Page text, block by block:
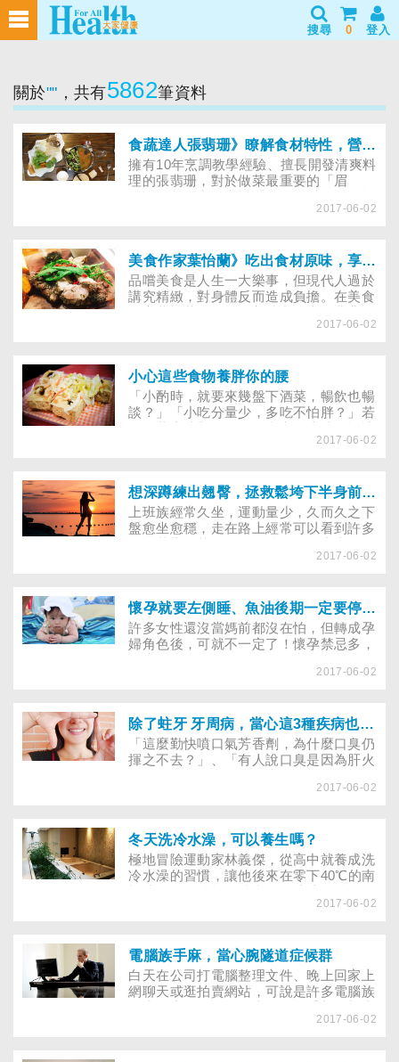
搜尋 0 登入
關於"" ，共有5862筆資料
食蔬達人張翡珊》瞭解食材特性，營養美味再升級
擁有10年烹調教學經驗、擅長開發清爽料
理的張翡珊，對於做菜最重要的「眉
針對食材特性搭配適合的烹調，既可做出
2017-06-02
美食作家葉怡蘭》吃出食材原味，享受健康食尚
品嚐美食是人生一大樂事，但現代人過於
講究精緻，對身體反而造成負擔。在美食
而馳，且看喜好單純、清淡的她，如何將
2017-06-02
小心這些食物養胖你的腰
「小酌時，就要來幾盤下酒菜，暢飲也暢
談？」「小吃分量少，多吃不怕胖？」若
2017-06-02
想深蹲練出翹臀，拯救鬆垮下半身前，你暖身了嗎？
上班族經常久坐，運動量少，久而久之下
盤愈坐愈穩，走在路上經常可以看到許多
纖細，但下半身卻很有肉，標準的西洋梨
進行深蹲訓練，尤其很多愛好運動的族
群，運動時會穿著貼身的機能性運動服，
穿著時身材畢露，更加深想要藉由深蹲雕
塑完美臀線的動機。但可別小看這個動
作，倘若深蹲前沒做好暖身，就易引起運
2017-06-02
懷孕就要左側睡、魚油後期一定要停、分泌物多小心高位破水！這些懷孕禁忌，你也信嗎？
許多女性還沒當媽前都沒在怕，但轉成孕
婦角色後，可就不一定了！懷孕禁忌多，
睡覺一定要左側躺、魚油懷孕後期一定要
不安就會早產、分泌物一多就以為是破水
還高位咧！我林思宏來告訴你，這些都是
謊言！
2017-06-02
除了蛀牙 牙周病，當心這3種疾病也會造成口臭
「這麼勤快噴口氣芳香劑，為什麼口臭仍
揮之不去？」、「有人說口臭是因為肝火
善？」與其四處尋求偏方，不如找出造成
2017-06-02
冬天洗冷水澡，可以養生嗎？
極地冒險運動家林義傑，從高中就養成洗
冷水澡的習慣，讓他後來在零下40℃的南
馬拉松。近年來，也愈來愈多人提倡洗冷
意？
2017-06-02
電腦族手麻，當心腕隧道症候群
白天在公司打電腦整理文件、晚上回家上
網聊天或逛拍賣網站，可說是許多電腦族
不正確姿勢，可能讓手受不了……2017-06-02